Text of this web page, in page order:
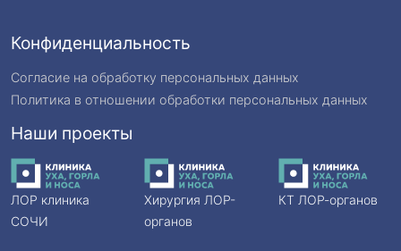
Конфиденциальность
Согласие на обработку персональных данных
Политика в отношении обработки персональных данных
Наши проекты
ЛОР клиника
СОЧИ
Хирургия ЛОР-
органов
КТ ЛОР-органов